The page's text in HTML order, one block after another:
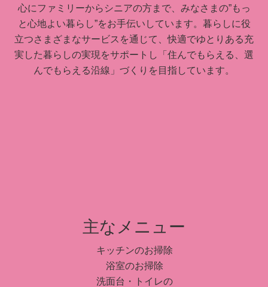
心にファミリーからシニアの方まで、みなさまの”もっ
と心地よい暮らし”をお手伝いしています。暮らしに役
立つさまざまなサービスを通じて、快適でゆとりある充
実した暮らしの実現をサポートし「住んでもらえる、選
んでもらえる沿線」づくりを目指しています。
主なメニュー
キッチンのお掃除
浴室のお掃除
洗面台・トイレの